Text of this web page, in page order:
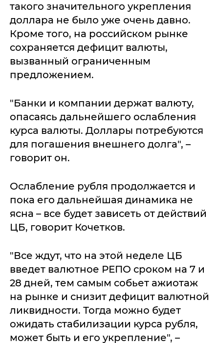
такого значительного укрепления
доллара не было уже очень давно.
Кроме того, на российском рынке
сохраняется дефицит валюты,
вызванный ограниченным
предложением.
"Банки и компании держат валюту,
опасаясь дальнейшего ослабления
курса валюты. Доллары потребуются
для погашения внешнего долга", –
говорит он.
Ослабление рубля продолжается и
пока его дальнейшая динамика не
ясна – все будет зависеть от действий
ЦБ, говорит Кочетков.
"Все ждут, что на этой неделе ЦБ
введет валютное РЕПО сроком на 7 и
28 дней, тем самым собьет ажиотаж
на рынке и снизит дефицит валютной
ликвидности. Тогда можно будет
ожидать стабилизации курса рубля,
может быть и его укрепление", –